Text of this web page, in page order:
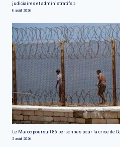
judiciaires et administratifs »
6 août 2026
Le Maroc poursuit 86 personnes pour la crise de
5 août 2026